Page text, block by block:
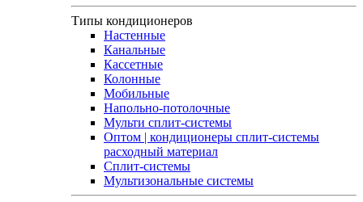
Типы кондиционеров
Настенные
Канальные
Кассетные
Колонные
Мобильные
Напольно-потолочные
Мульти сплит-системы
Оптом | кондиционеры сплит-системы
расходный материал
Сплит-системы
Мультизональные системы